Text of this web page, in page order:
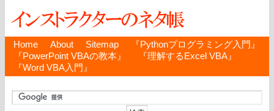
Home About Sitemap
『Pythonプログラミング入門』
『PowerPoint VBAの教本』
『理解するExcel VBA』
『Word VBA入門』